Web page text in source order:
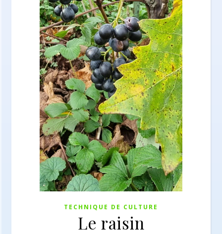
TECHNIQUE DE CULTURE
Le raisin